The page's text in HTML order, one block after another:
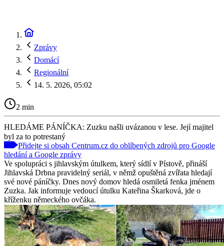
Zprávy
Domácí
Regionální
14. 5. 2026, 05:02
2 min
HLEDÁME PÁNÍČKA: Zuzku našli uvázanou v lese. Její majitel
byl za to potrestaný
Přidejte si obsah Centrum.cz do oblíbených zdrojů pro Google
hledání a Google zprávy
Ve spolupráci s jihlavským útulkem, který sídlí v Pístově, přináší
Jihlavská Drbna pravidelný seriál, v němž opuštěná zvířata hledají
své nové páníčky. Dnes nový domov hledá osmiletá fenka jménem
Zuzka. Jak informuje vedoucí útulku Kateřina Škarková, jde o
kříženku německého ovčáka.